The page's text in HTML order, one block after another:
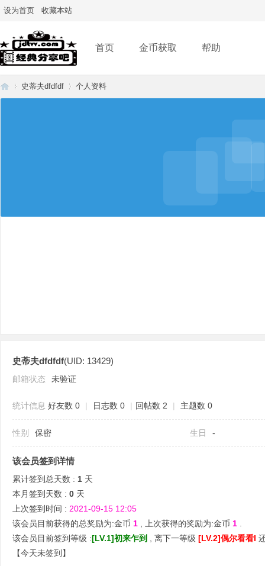
设为首页 收藏本站
首页 金币获取 帮助
史蒂夫dfdfdf 个人资料
史蒂夫dfdfdf(UID: 13429)
邮箱状态 未验证
统计信息 好友数 0 | 日志数 0 | 回帖数 2 | 主题数 0
性别 保密 生日 -
该会员签到详情
累计签到总天数 : 1 天
本月签到天数 : 0 天
上次签到时间 : 2021-09-15 12:05
该会员目前获得的总奖励为:金币 1 , 上次获得的奖励为:金币 1
该会员目前签到等级 :[LV.1]初来乍到 , 离下一等级 [LV.2]偶尔看看I
【今天未签到 】